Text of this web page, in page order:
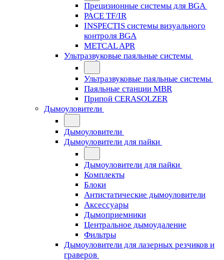
Прецизионные системы для BGA
PACE TF/IR
INSPECTIS системы визуального
контроля BGA
METCAL APR
Ультразвуковые паяльные системы
Ультразвуковые паяльные системы
Паяльные станции MBR
Припой CERASOLZER
Дымоуловители
Дымоуловители
Дымоуловители для пайки
Дымоуловители для пайки
Комплекты
Блоки
Антистатические дымоуловители
Аксессуары
Дымоприемники
Центральное дымоудаление
Фильтры
Дымоуловители для лазерных резчиков и
граверов